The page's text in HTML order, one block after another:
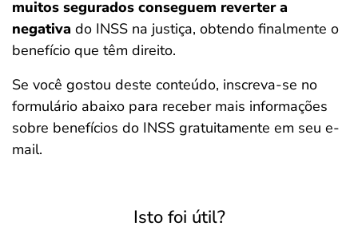
muitos segurados conseguem reverter a
negativa do INSS na justiça, obtendo finalmente o
benefício que têm direito.
Se você gostou deste conteúdo, inscreva-se no
formulário abaixo para receber mais informações
sobre benefícios do INSS gratuitamente em seu e-
mail.
Isto foi útil?